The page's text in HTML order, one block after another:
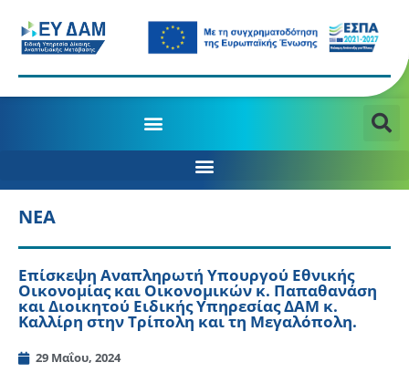
ΝΕΑ
Επίσκεψη Αναπληρωτή Υπουργού Εθνικής
Οικονομίας και Οικονομικών κ. Παπαθανάση
και Διοικητού Ειδικής Υπηρεσίας ΔΑΜ κ.
Καλλίρη στην Τρίπολη και τη Μεγαλόπολη.
29 Μαΐου, 2024